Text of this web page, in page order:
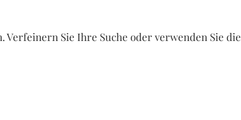
Sie Ihre Suche oder verwenden Sie die